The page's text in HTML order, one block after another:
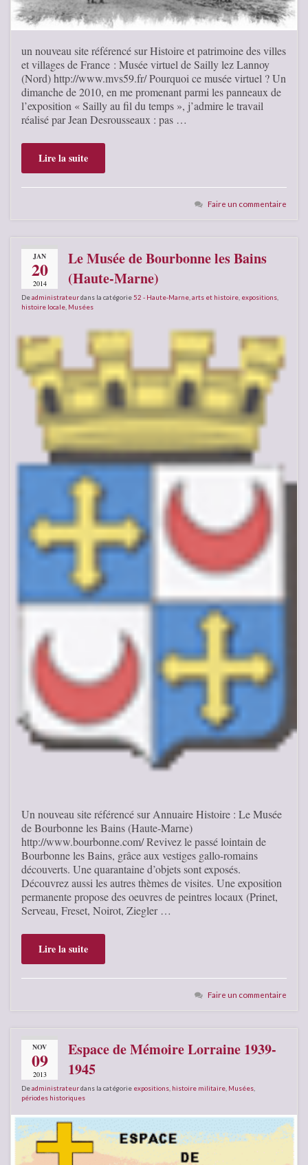
un nouveau site référencé sur Histoire et patrimoine des villes
et villages de France : Musée virtuel de Sailly lez Lannoy
(Nord) http://www.mvs59.fr/ Pourquoi ce musée virtuel ? Un
dimanche de 2010, en me promenant parmi les panneaux de
l’exposition « Sailly au fil du temps », j’admire le travail
réalisé par Jean Desrousseaux : pas …
Lire la suite
Faire un commentaire
JAN
20
2014
Le Musée de Bourbonne les Bains
(Haute-Marne)
Deadministrateurdans la catégorie 52 - Haute-Marne arts et histoire expositions
histoire locale Musées
Un nouveau site référencé sur Annuaire Histoire : Le Musée
de Bourbonne les Bains (Haute-Marne)
http://www.bourbonne.com/ Revivez le passé lointain de
Bourbonne les Bains, grâce aux vestiges gallo-romains
découverts. Une quarantaine d’objets sont exposés.
Découvrez aussi les autres thèmes de visites. Une exposition
permanente propose des oeuvres de peintres locaux (Prinet,
Serveau, Freset, Noirot, Ziegler …
Lire la suite
Faire un commentaire
NOV
09
2013
Espace de Mémoire Lorraine 1939-
1945
Deadministrateurdans la catégorie expositions, histoire militaire, Musées,
périodes historiques